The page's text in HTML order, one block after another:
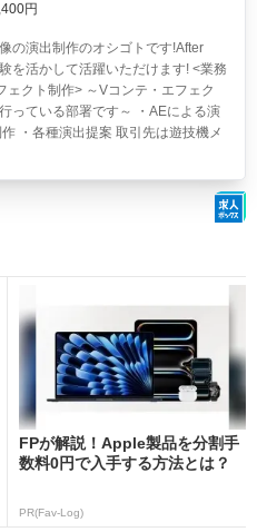
円
の演出制作のオシゴトです!After
を活かして活躍いただけます! <業務
ェクト制作> ～Vコンテ・エフェク
っている部署です～ ・AEによる演
・各種演出提案 取引先は遊技機メ
FPが解説！Apple製品を分割手
数料0円で入手する方法とは？
PR(Fav-Log)